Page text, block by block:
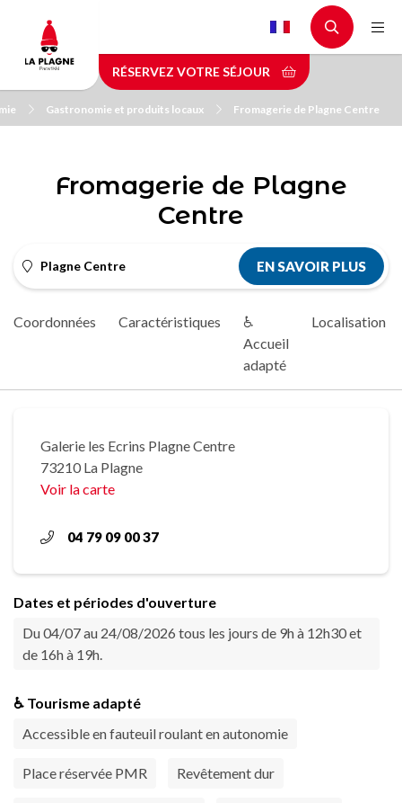
contenu
principal
RÉSERVEZ VOTRE SÉJOUR
Gastronomie et produits locaux Fromagerie de Plagne Centre
Fromagerie de Plagne
Centre
Plagne Centre EN SAVOIR PLUS
Coordonnées Caractéristiques
♿
Accueil
adapté
Localisation
Galerie les Ecrins Plagne Centre
73210 La Plagne
Voir la carte
04 79 09 00 37
Dates et périodes d'ouverture
Du 04/07 au 24/08/2026 tous les jours de 9h à 12h30 et
de 16h à 19h.
♿ Tourisme adapté
Accessible en fauteuil roulant en autonomie
Place réservée PMR Revêtement dur